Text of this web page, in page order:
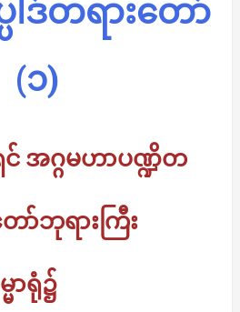
ါဒ်တရားတော်
(၁)
င် အဂ္ဂမဟာပဏ္ဍိတ
ာ်ဘုရားကြီး
ာရုံ၌